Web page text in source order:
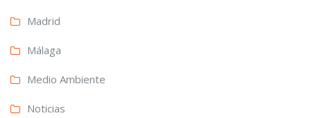
Madrid
Málaga
Medio Ambiente
Noticias